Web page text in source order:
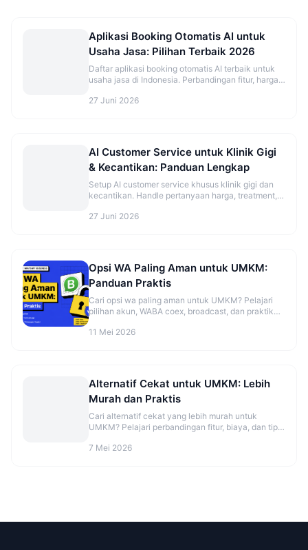
Aplikasi Booking Otomatis AI untuk
Usaha Jasa: Pilihan Terbaik 2026
Daftar aplikasi booking otomatis AI terbaik untuk
usaha jasa di Indonesia. Perbandingan fitur, harga,
27 Juni 2026
AI Customer Service untuk Klinik Gigi
& Kecantikan: Panduan Lengkap
Setup AI customer service khusus klinik gigi dan
kecantikan. Handle pertanyaan harga, treatment,
27 Juni 2026
Opsi WA Paling Aman untuk UMKM:
Panduan Praktis
Cari opsi wa paling aman untuk UMKM? Pelajari
pilihan akun, WABA coex, broadcast, dan praktik
11 Mei 2026
Alternatif Cekat untuk UMKM: Lebih
Murah dan Praktis
Cari alternatif cekat yang lebih murah untuk
UMKM? Pelajari perbandingan fitur, biaya, dan tips
7 Mei 2026